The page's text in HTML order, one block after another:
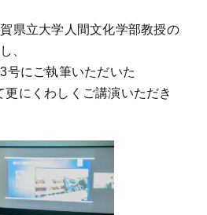
県立大学人間文化学部教授の
、
号にご執筆いただいた
にくわしくご講演いただき